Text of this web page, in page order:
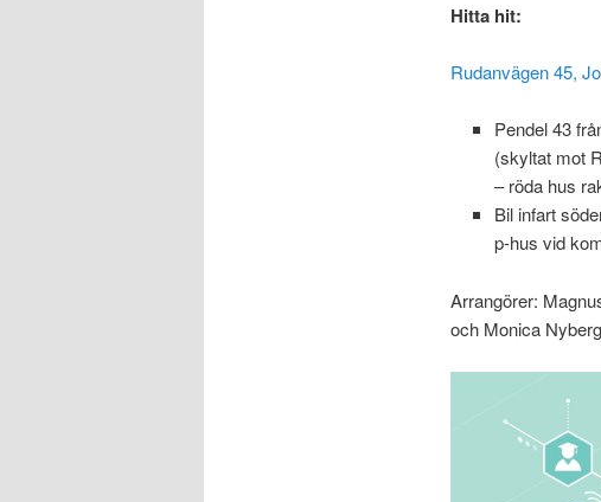
Hitta hit:
Rudanvägen 45,
Pendel 43
(skyltat mot
– röda hus
Bil infart
p-hus vid
Arrangörer:
och Monica